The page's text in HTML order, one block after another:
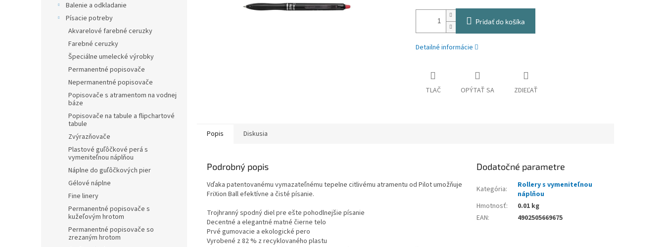
Balenie a odkladanie
Písacie potreby
Akvarelové farebné ceruzky
Farebné ceruzky
Špeciálne umelecké výrobky
Permanentné popisovače
Nepermanentné popisovače
Popisovače s atramentom na vodnej
báze
Popisovače na tabule a flipchartové
tabule
Zvýrazňovače
Plastové guľôčkové perá s
vymeniteľnou náplňou
Náplne do guľôčkových pier
Gélové náplne
Fine linery
Permanentné popisovače s
kužeľovým hrotom
Permanentné popisovače so
zrezaným hrotom
Pridať do košíka
Detailné informácie
TLAČ OPÝTAŤ SA ZDIEĽAŤ
Popis Diskusia
Podrobný popis
Vďaka patentovanému vymazateľnému tepelne citlivému atramentu od Pilot umožňuje
FriXion Ball efektívne a čisté písanie.
Trojhranný spodný diel pre ešte pohodlnejšie písanie
Decentné a elegantné matné čierne telo
Prvé gumovacie a ekologické pero
Vyrobené z 82 % z recyklovaného plastu
Dodatočné parametre
Kategória:
Rollery s vymeniteľnou
náplňou
Hmotnosť:
0.01 kg
EAN: 4902505669675